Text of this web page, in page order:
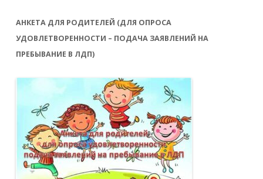
АНКЕТА ДЛЯ РОДИТЕЛЕЙ (ДЛЯ ОПРОСА
УДОВЛЕТВОРЕННОСТИ – ПОДАЧА ЗАЯВЛЕНИЙ НА
ПРЕБЫВАНИЕ В ЛДП)